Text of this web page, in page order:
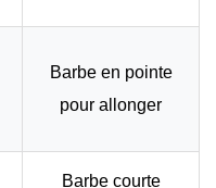
Barbe en pointe
pour allonger
Barbe courte